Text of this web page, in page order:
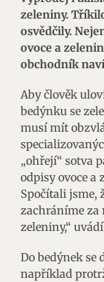
zeleniny.
osvědčily.
ovoce a
obchodník
Aby člověk
bedýnku se
musí mít
„ohřejí“ sotva
odpisy ovoce a
Spočítali jsme,
zachráníme za
zeleniny,“
Do bedýnek se
například